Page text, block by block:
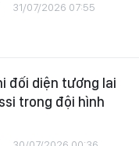
31/07/2026 07:55
đối diện tương lai
trong đội hình